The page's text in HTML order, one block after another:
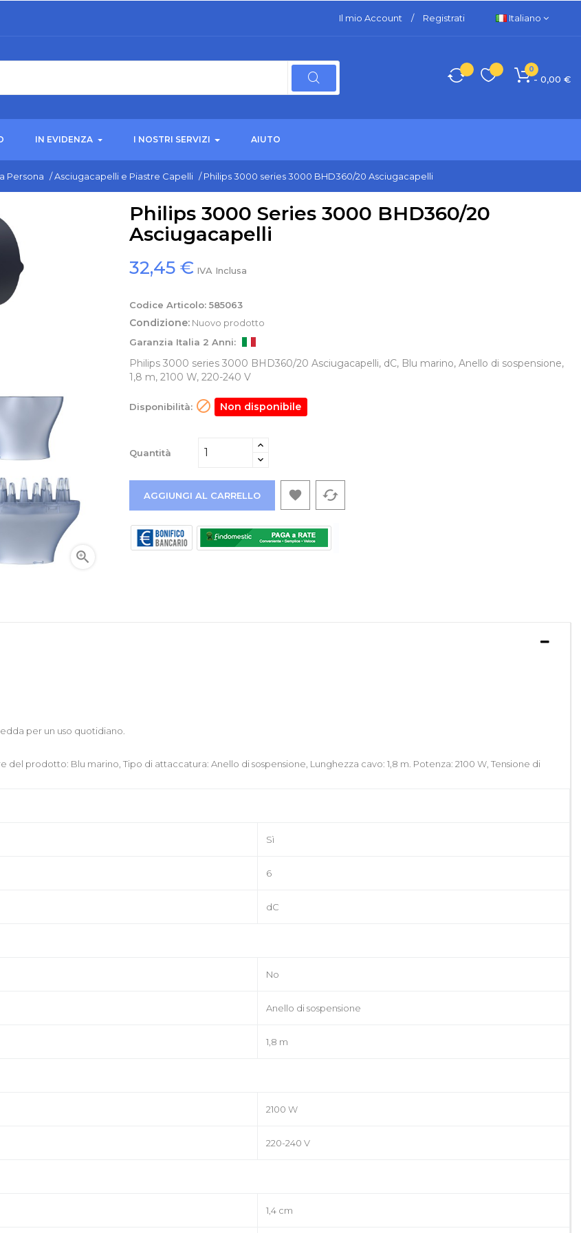
Il mio Account / Registrati Italiano
0
- 0,00 €
IN EVIDENZA I NOSTRI SERVIZI AIUTO
Persona /Asciugacapelli e Piastre Capelli / Philips 3000 series 3000 BHD360/20 Asciugacapelli

Philips 3000 Series 3000 BHD360/20
Asciugacapelli
32,45 € IVA Inclusa
Codice Articolo: 585063
Condizione: Nuovo prodotto
Garanzia Italia 2 Anni:
Philips 3000 series 3000 BHD360/20 Asciugacapelli, dC, Blu marino, Anello di sospensione,
1,8 m, 2100 W, 220-240 V
Disponibilità:  Non disponibile
Quantità
AGGIUNGI AL CARRELLO  cached
per un uso quotidiano.
prodotto: Blu marino, Tipo di attaccatura: Anello di sospensione, Lunghezza cavo: 1,8 m. Potenza: 2100 W, Tensione di
Sì
6
dC
No
Anello di sospensione
1,8 m
2100 W
220-240 V
1,4 cm